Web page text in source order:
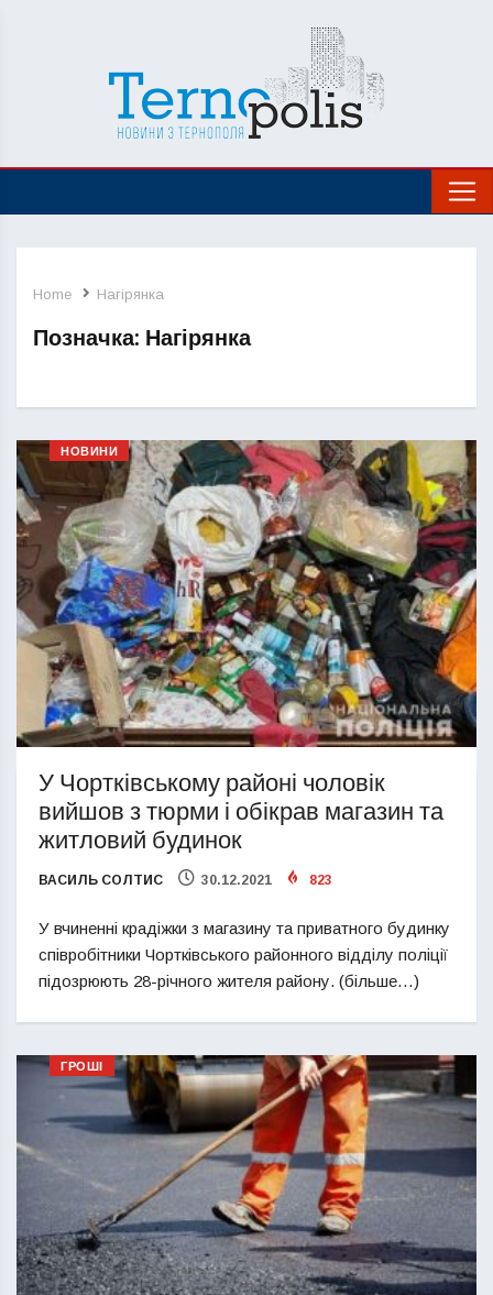
Home Нагірянка
Позначка: Нагірянка
НОВИНИ
У Чортківському районі чоловік
вийшов з тюрми і обікрав магазин та
житловий будинок
ВАСИЛЬ СОЛТИС 30.12.2021 823
У вчиненні крадіжки з магазину та приватного будинку
співробітники Чортківського районного відділу поліції
підозрюють 28-річного жителя району. (більше…)
ГРОШІ